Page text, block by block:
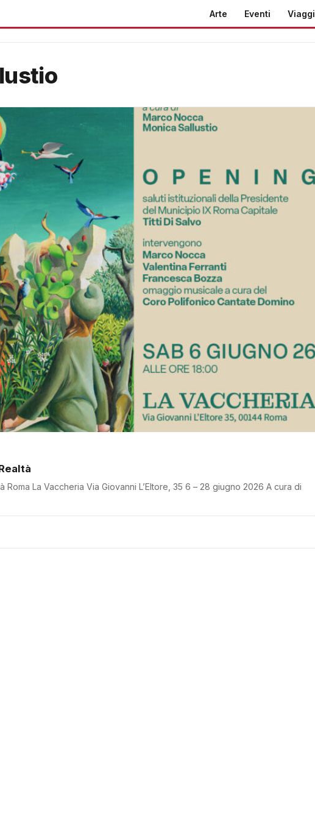
Arte Eventi Viaggi
Roma La Vaccheria Via Giovanni L’Eltore, 35 6 – 28 giugno 2026 A cura di